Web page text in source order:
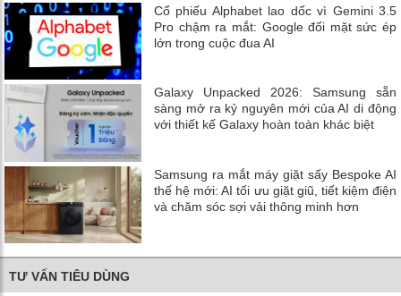
Cổ phiếu Alphabet lao dốc vì Gemini 3.5
Pro chậm ra mắt: Google đối mặt sức ép
lớn trong cuộc đua AI
Galaxy Unpacked 2026: Samsung sẵn
sàng mở ra kỷ nguyên mới của AI di động
với thiết kế Galaxy hoàn toàn khác biệt
Samsung ra mắt máy giặt sấy Bespoke AI
thế hệ mới: AI tối ưu giặt giũ, tiết kiệm điện
và chăm sóc sợi vải thông minh hơn
TƯ VẤN TIÊU DÙNG